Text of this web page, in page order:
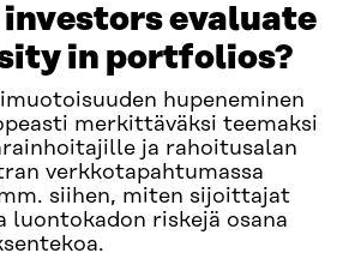
investors evaluate
in portfolios?
hupeneminen
merkittäväksi teemaksi
ja rahoitusalan
verkkotapahtumassa
siihen, miten sijoittajat
luontokadon riskejä osana